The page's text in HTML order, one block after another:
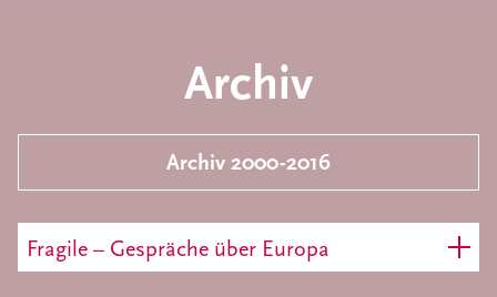
Archiv
Archiv 2000-2016
Fragile – Gespräche über Europa